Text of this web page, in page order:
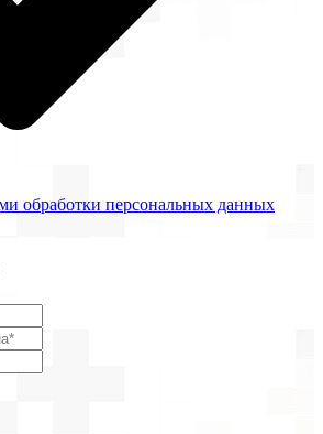
обработки персональных данных